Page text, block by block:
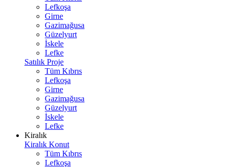
Lefkoşa
Girne
Gazimağusa
Güzelyurt
İskele
Lefke
Satılık Proje
Tüm Kıbrıs
Lefkoşa
Girne
Gazimağusa
Güzelyurt
İskele
Lefke
Kiralık
Kiralık Konut
Tüm Kıbrıs
Lefkoşa